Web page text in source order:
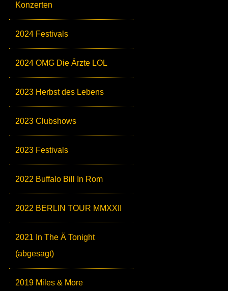
Konzerten
2024 Festivals
2024 OMG Die Ärzte LOL
2023 Herbst des Lebens
2023 Clubshows
2023 Festivals
2022 Buffalo Bill In Rom
2022 BERLIN TOUR MMXXII
2021 In The Ä Tonight
(abgesagt)
2019 Miles & More